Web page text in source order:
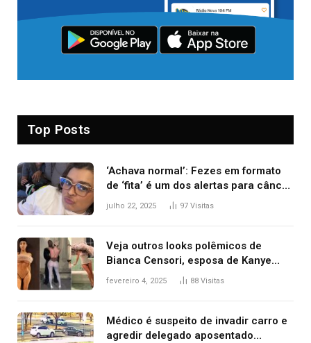
Top Posts
‘Achava normal’: Fezes em formato
de ‘fita’ é um dos alertas para câncer
colorretal; relembre fala de Preta Gil
julho 22, 2025 97 Visitas
Veja outros looks polêmicos de
Bianca Censori, esposa de Kanye
West que apareceu nua no Grammy
fevereiro 4, 2025 88 Visitas
Médico é suspeito de invadir carro e
agredir delegado aposentado